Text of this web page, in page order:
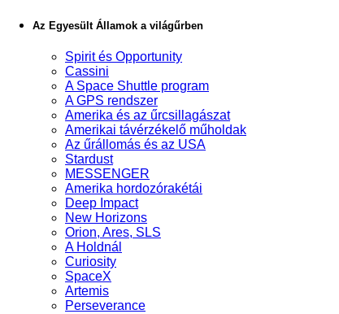
Az Egyesült Államok a világűrben
Spirit és Opportunity
Cassini
A Space Shuttle program
A GPS rendszer
Amerika és az űrcsillagászat
Amerikai távérzékelő műholdak
Az űrállomás és az USA
Stardust
MESSENGER
Amerika hordozórakétái
Deep Impact
New Horizons
Orion, Ares, SLS
A Holdnál
Curiosity
SpaceX
Artemis
Perseverance